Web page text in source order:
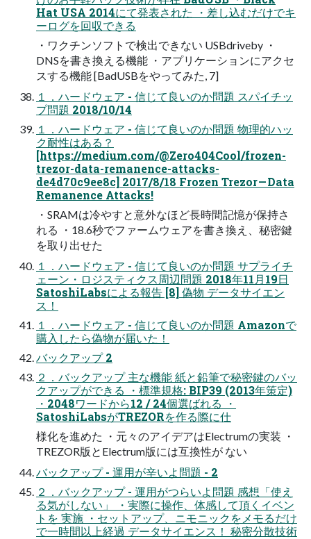
Hat USA 2014にて発表された ・差し込むだけでキ
ーログを回収できる
・ワクチンソフトで検出できない USBdriveby ・
DNSを書き換える機能 ・アプリケーションにアクセ
スする機能 [BadUSBをやってみた, 7]
１．ハードウェア - 信じて良いのか問題 スパイチッ
プ問題 2018/10/14
１．ハードウェア - 信じて良いのか問題 物理的ハッ
ク耐性はある？
[https://medium.com/@Zero404Cool/frozen-
trezor-data-remanence-attacks-
de4d70c9ee8c] 2017/8/18 Frozen Trezor — Data
Remanence Attacks!
・SRAMは冷やすと意外なほど長時間記憶が保持さ
れる ・18.6秒でファームウェアを書き換え、秘密鍵
を取り出せた
１．ハードウェア - 信じて良いのか問題 サプライチ
ェーン・ロジスティクス周辺問題 2018年11月19日
SatoshiLabsによる報告 [8] 偽物 データサイエン
ス！
１．ハードウェア - 信じて良いのか問題 Amazonで
購入したら偽物が届いた！
バックアップ 2
２．バックアップ 主な機能 紙と鉛筆で秘密鍵のバッ
クアップができる ・標準規格: BIP39 (2013年策定)
・2048ワードから12 / 24個選ばれる ・
SatoshiLabsがTREZORを作る際に仕
様化を進めた ・元々のアイデアはElectrumの実装 ・
TREZOR版とElectrum版には互換性が ない
バックアップ - 運用が辛いよ問題 - 2
２．バックアップ - 運用がつらいよ問題 感想「使え
る気がしない」 ・実際に操作、体感して頂くイベン
トを 実施 ・セットアップ、ニモニックをメモるだけ
で一時間以上経過 データサイエンス！ 秘密分散技術